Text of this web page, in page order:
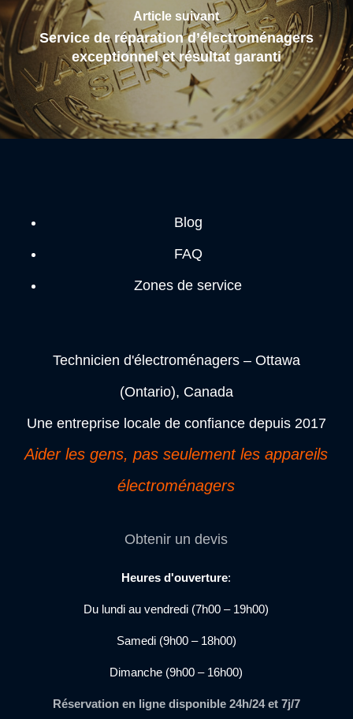
Article suivant
Service de réparation d’électroménagers
exceptionnel et résultat garanti
Blog
FAQ
Zones de service
Technicien d'électroménagers – Ottawa
(Ontario), Canada
Une entreprise locale de confiance depuis 2017
Aider les gens, pas seulement les appareils
électroménagers
Obtenir un devis
Heures d'ouverture:
Du lundi au vendredi (7h00 – 19h00)
Samedi (9h00 – 18h00)
Dimanche (9h00 – 16h00)
Réservation en ligne disponible 24h/24 et 7j/7